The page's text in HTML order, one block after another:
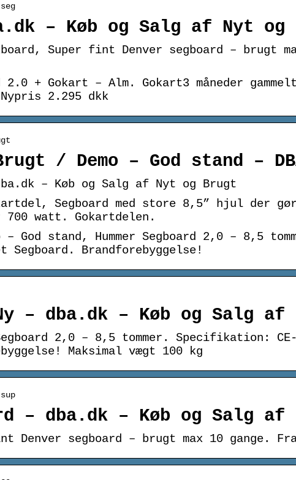
– Køb og Salg af Nyt og
Super fint Denver segboard – brugt
2.0 + Gokart – Alm. Gokart3 måneder
2.295 dkk
/ Demo – God stand –
– Køb og Salg af Nyt og Brugt
Segboard med store 8,5” hjul der
watt. Gokartdelen.
– God stand, Hummer Segboard 2,0 – 8,5
Brandforebyggelse!
Ny – dba.dk – Køb og Salg
Segboard 2,0 – 8,5 tommer. Specifikation:
Maksimal vægt 100 kg
– dba.dk – Køb og Salg af
Denver segboard – brugt max 10 gange.